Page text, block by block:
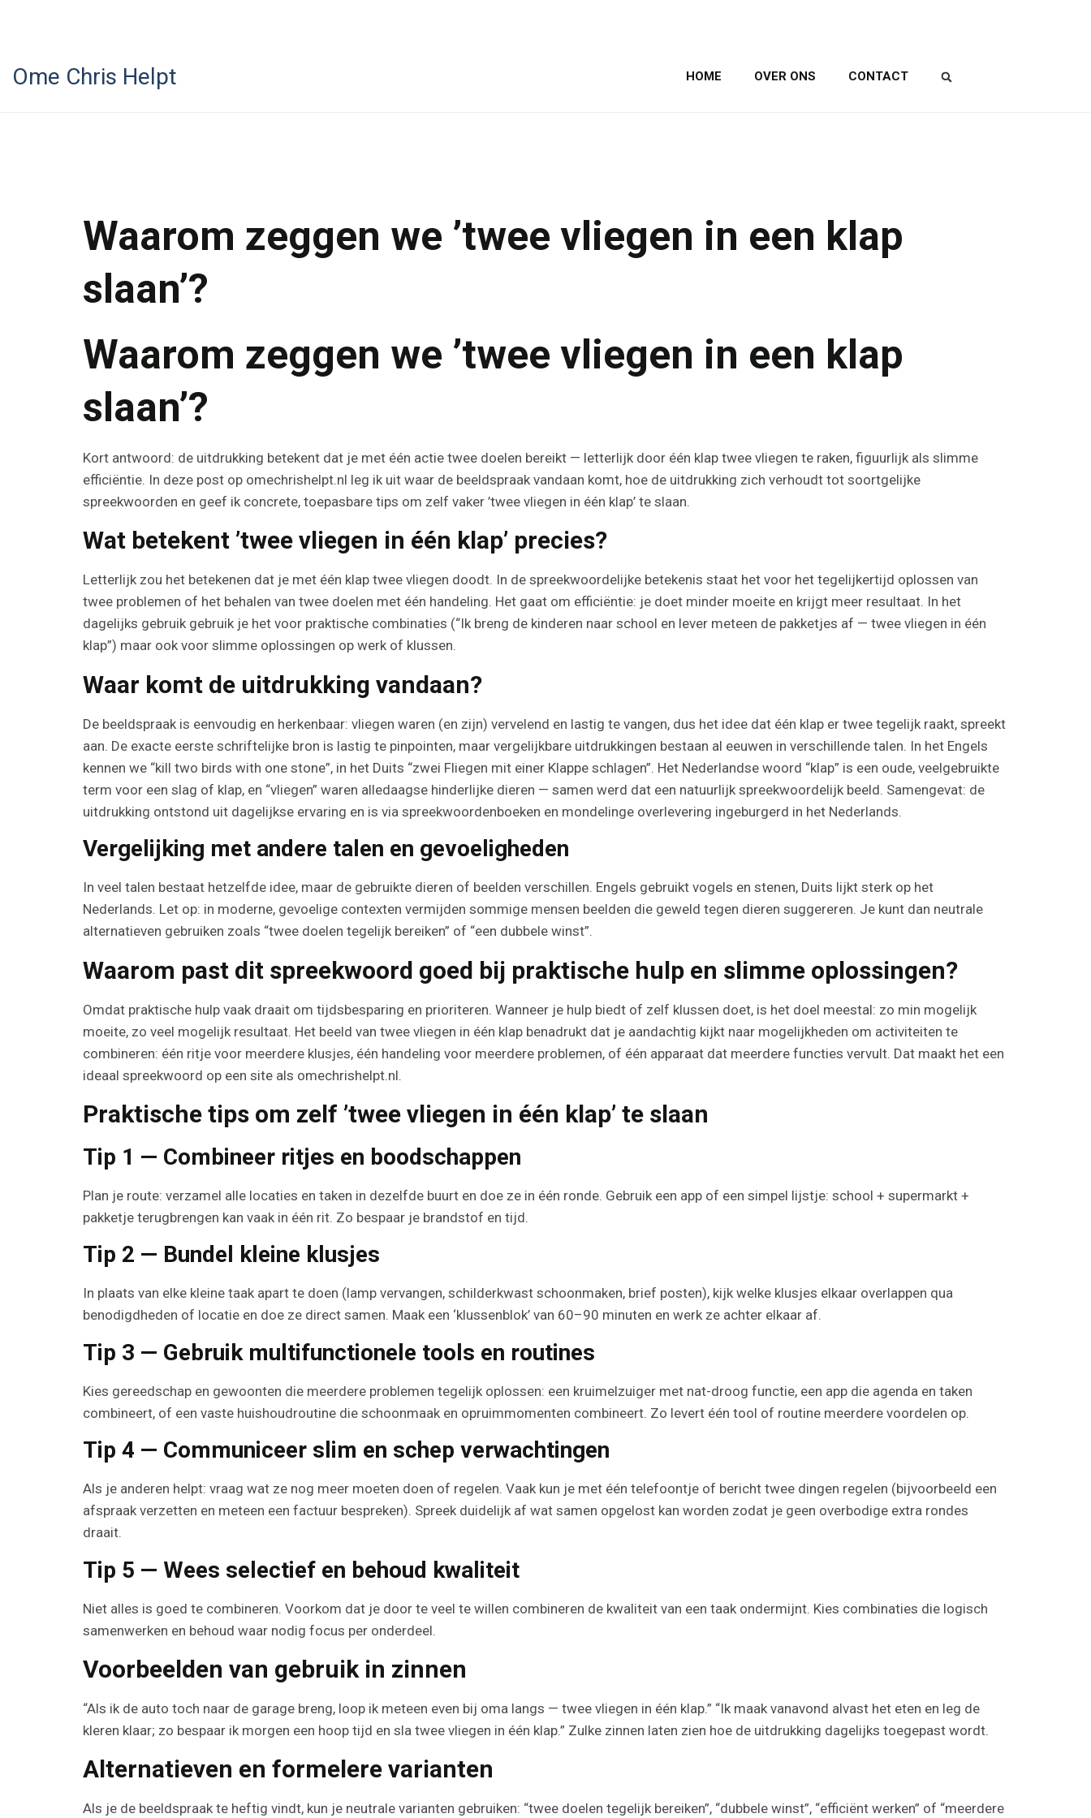
Ome Chris Helpt HOME OVER ONS CONTACT
Waarom zeggen we ’twee vliegen in een klap
slaan’?
Waarom zeggen we ’twee vliegen in een klap
slaan’?
Kort antwoord: de uitdrukking betekent dat je met één actie twee doelen bereikt — letterlijk door één klap twee vliegen te raken, figuurlijk als slimme
efficiëntie. In deze post op omechrishelpt.nl leg ik uit waar de beeldspraak vandaan komt, hoe de uitdrukking zich verhoudt tot soortgelijke
spreekwoorden en geef ik concrete, toepasbare tips om zelf vaker ’twee vliegen in één klap’ te slaan.
Wat betekent ’twee vliegen in één klap’ precies?
Letterlijk zou het betekenen dat je met één klap twee vliegen doodt. In de spreekwoordelijke betekenis staat het voor het tegelijkertijd oplossen van
twee problemen of het behalen van twee doelen met één handeling. Het gaat om efficiëntie: je doet minder moeite en krijgt meer resultaat. In het
dagelijks gebruik gebruik je het voor praktische combinaties (“Ik breng de kinderen naar school en lever meteen de pakketjes af — twee vliegen in één
klap”) maar ook voor slimme oplossingen op werk of klussen.
Waar komt de uitdrukking vandaan?
De beeldspraak is eenvoudig en herkenbaar: vliegen waren (en zijn) vervelend en lastig te vangen, dus het idee dat één klap er twee tegelijk raakt, spreekt
aan. De exacte eerste schriftelijke bron is lastig te pinpointen, maar vergelijkbare uitdrukkingen bestaan al eeuwen in verschillende talen. In het Engels
kennen we “kill two birds with one stone”, in het Duits “zwei Fliegen mit einer Klappe schlagen”. Het Nederlandse woord “klap” is een oude, veelgebruikte
term voor een slag of klap, en “vliegen” waren alledaagse hinderlijke dieren — samen werd dat een natuurlijk spreekwoordelijk beeld. Samengevat: de
uitdrukking ontstond uit dagelijkse ervaring en is via spreekwoordenboeken en mondelinge overlevering ingeburgerd in het Nederlands.
Vergelijking met andere talen en gevoeligheden
In veel talen bestaat hetzelfde idee, maar de gebruikte dieren of beelden verschillen. Engels gebruikt vogels en stenen, Duits lijkt sterk op het
Nederlands. Let op: in moderne, gevoelige contexten vermijden sommige mensen beelden die geweld tegen dieren suggereren. Je kunt dan neutrale
alternatieven gebruiken zoals “twee doelen tegelijk bereiken” of “een dubbele winst”.
Waarom past dit spreekwoord goed bij praktische hulp en slimme oplossingen?
Omdat praktische hulp vaak draait om tijdsbesparing en prioriteren. Wanneer je hulp biedt of zelf klussen doet, is het doel meestal: zo min mogelijk
moeite, zo veel mogelijk resultaat. Het beeld van twee vliegen in één klap benadrukt dat je aandachtig kijkt naar mogelijkheden om activiteiten te
combineren: één ritje voor meerdere klusjes, één handeling voor meerdere problemen, of één apparaat dat meerdere functies vervult. Dat maakt het een
ideaal spreekwoord op een site als omechrishelpt.nl.
Praktische tips om zelf ’twee vliegen in één klap’ te slaan
Tip 1 — Combineer ritjes en boodschappen
Plan je route: verzamel alle locaties en taken in dezelfde buurt en doe ze in één ronde. Gebruik een app of een simpel lijstje: school + supermarkt +
pakketje terugbrengen kan vaak in één rit. Zo bespaar je brandstof en tijd.
Tip 2 — Bundel kleine klusjes
In plaats van elke kleine taak apart te doen (lamp vervangen, schilderkwast schoonmaken, brief posten), kijk welke klusjes elkaar overlappen qua
benodigdheden of locatie en doe ze direct samen. Maak een ‘klussenblok’ van 60–90 minuten en werk ze achter elkaar af.
Tip 3 — Gebruik multifunctionele tools en routines
Kies gereedschap en gewoonten die meerdere problemen tegelijk oplossen: een kruimelzuiger met nat-droog functie, een app die agenda en taken
combineert, of een vaste huishoudroutine die schoonmaak en opruimmomenten combineert. Zo levert één tool of routine meerdere voordelen op.
Tip 4 — Communiceer slim en schep verwachtingen
Als je anderen helpt: vraag wat ze nog meer moeten doen of regelen. Vaak kun je met één telefoontje of bericht twee dingen regelen (bijvoorbeeld een
afspraak verzetten en meteen een factuur bespreken). Spreek duidelijk af wat samen opgelost kan worden zodat je geen overbodige extra rondes
draait.
Tip 5 — Wees selectief en behoud kwaliteit
Niet alles is goed te combineren. Voorkom dat je door te veel te willen combineren de kwaliteit van een taak ondermijnt. Kies combinaties die logisch
samenwerken en behoud waar nodig focus per onderdeel.
Voorbeelden van gebruik in zinnen
“Als ik de auto toch naar de garage breng, loop ik meteen even bij oma langs — twee vliegen in één klap.” “Ik maak vanavond alvast het eten en leg de
kleren klaar; zo bespaar ik morgen een hoop tijd en sla twee vliegen in één klap.” Zulke zinnen laten zien hoe de uitdrukking dagelijks toegepast wordt.
Alternatieven en formelere varianten
Als je de beeldspraak te heftig vindt, kun je neutrale varianten gebruiken: “twee doelen tegelijk bereiken”, “dubbele winst”, “efficiënt werken” of “meerdere